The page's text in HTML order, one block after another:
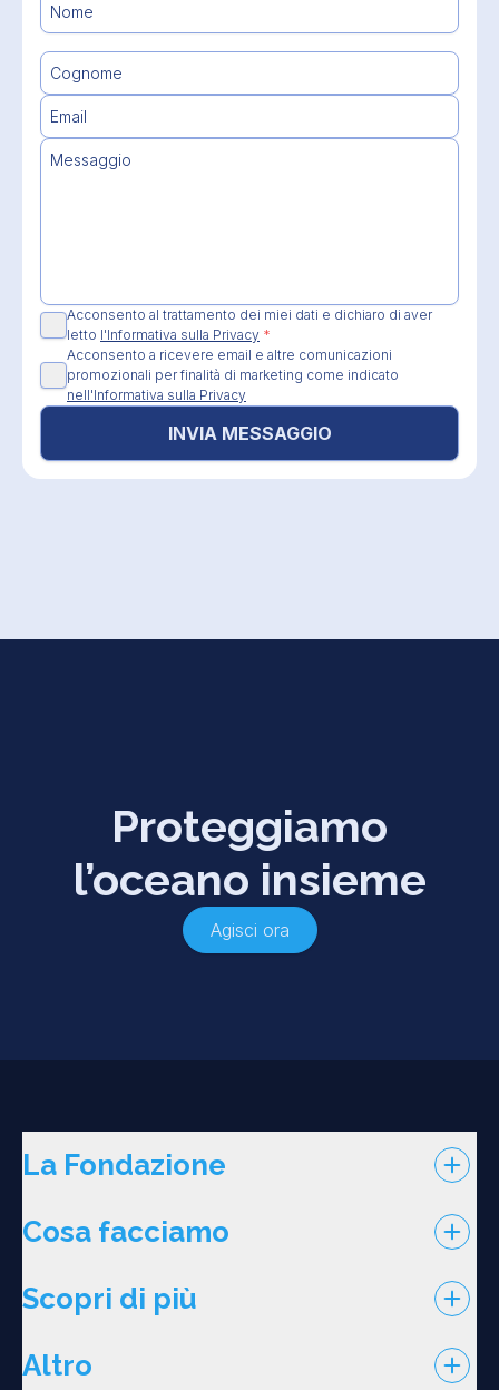
Acconsento al trattamento dei miei dati e dichiaro di aver
letto l'Informativa sulla Privacy *
Acconsento a ricevere email e altre comunicazioni
promozionali per finalità di marketing come indicato
nell'Informativa sulla Privacy
INVIA MESSAGGIO
Proteggiamo
l’oceano insieme
Agisci ora
La Fondazione
Cosa facciamo
Scopri di più
Altro